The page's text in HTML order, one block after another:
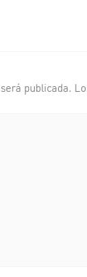
publicada.